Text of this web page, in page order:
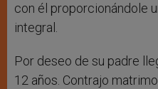
con él proporcionándole
integral.
Por deseo de su padre
12 años. Contrajo